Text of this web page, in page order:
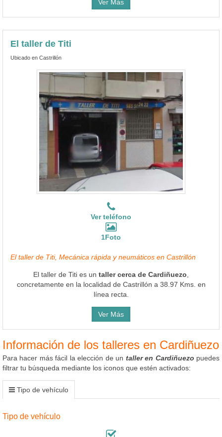
Ver Más
El taller de Titi
Ubicado en Castrillón
Ver teléfono
1Foto
El taller de Titi, Mecánica rápida y neumáticos en Castrillón
El taller de Titi es un taller cerca de Cardiñuezo
concretamente en la localidad de Castrillón a 38.97 Kms. en
línea recta.
Ver Más
Información de los talleres en Cardiñuezo
Para hacer más fácil la elección de un taller en Cardiñuezo puedes
filtrar tu búsqueda mediante los iconos que estén activados:
Tipo de vehículo
Tipo de vehículo